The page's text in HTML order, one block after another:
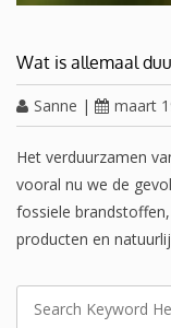
Wat is allemaal
Sanne | maart
Het verduurzamen
vooral nu we de
fossiele
producten en